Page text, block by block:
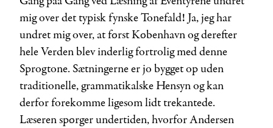
mig over det typisk fynske Tonefald! Ja, jeg har
undret mig over, at først København og derefter
hele Verden blev inderlig fortrolig med denne
Sprogtone. Sætningerne er jo bygget op uden
traditionelle, grammatikalske Hensyn og kan
derfor forekomme ligesom lidt trekantede.
Læseren spørger undertiden, hvorfor Andersen